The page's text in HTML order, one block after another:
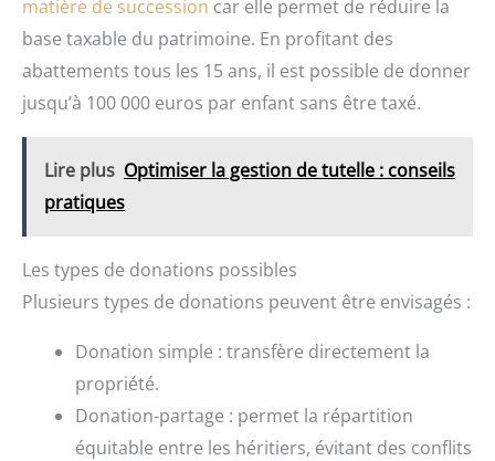
matière de succession car elle permet de réduire la
base taxable du patrimoine. En profitant des
abattements tous les 15 ans, il est possible de donner
jusqu’à 100 000 euros par enfant sans être taxé.
Lire plus Optimiser la gestion de tutelle : conseils
pratiques
Les types de donations possibles
Plusieurs types de donations peuvent être envisagés :
Donation simple : transfère directement la
propriété.
Donation-partage : permet la répartition
équitable entre les héritiers, évitant des conflits